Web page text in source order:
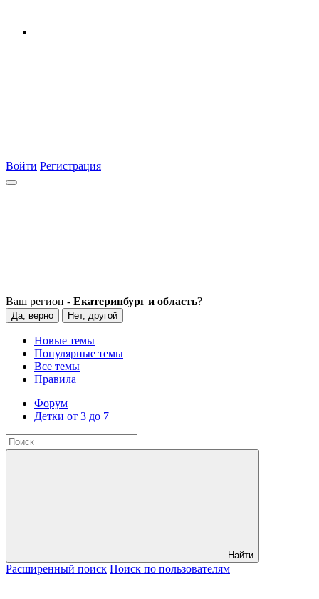
Войти Регистрация
Ваш регион - Екатеринбург и область?
Да, верно Нет, другой
Новые темы
Популярные темы
Все темы
Правила
Форум
Детки от 3 до 7
Найти
Расширенный поиск Поиск по пользователям